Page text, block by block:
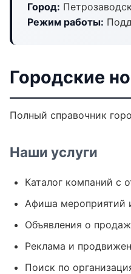
Город: Петрозаводск
Режим работы:
Городские
Полный справочник
Наши услуги
Каталог компаний с
Афиша мероприятий
Объявления о
Реклама и
Поиск по